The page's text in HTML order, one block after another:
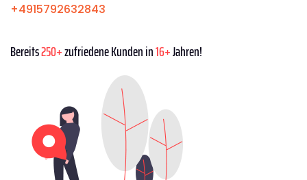
+4915792632843
Bereits250+zufriedene Kunden in16+Jahren!